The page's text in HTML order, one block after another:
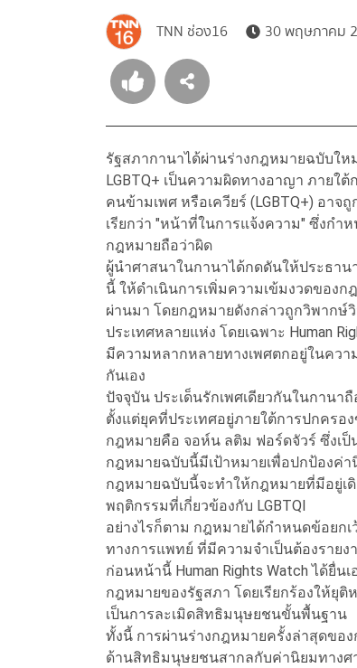
TNN ช่อง16 30 พฤษภาคม
รัฐสภากานาได้ผ่านร่างกฎหมายฉบับใ
LGBTQ+ เป็นความผิดทางอาญา ภายใ
คนข้ามเพศ หรือเควียร์ (LGBTQ+) อา
เรียกว่า "หน้าที่ในการแจ้งความ" ซึ่งก
กฎหมายถือว่าผิด
ผู้นำศาสนาในกานาได้กดดันให้ประธา
นี้ ให้ดำเนินการเพิ่มความเข้มงวดของ
ผ่านมา โดยกฎหมายดังกล่าวถูกวิพากษ์
ประเทศหลายแห่ง โดยเฉพาะ Human
มีความหลากหลายทางเพศตกอยู่ในคว
กันเอง
ปัจจุบัน ประเด็นรักเพศเดียวกันในกาน
ตั้งแต่ยุคที่ประเทศอยู่ภายใต้การปกครอ
กฎหมายคือ จอห์น ลติม ฟอร์ดจัวร์ ซึ่งเ
กฎหมายฉบับนี้มีเป้าหมายเพื่อปกป้องค่
กฎหมายฉบับนี้จะทำให้กฎหมายที่มีอยู่เ
พฤติกรรมที่เกี่ยวข้องกับ LGBTQI
อย่างไรก็ตาม กฎหมายได้กำหนดข้อย
ทางการแพทย์ ที่มีความจำเป็นต้องราย
ก่อนหน้านี้ Human Rights Watch ได้ยื่
กฎหมายของรัฐสภา โดยเรียกร้องให้ยุติ
เป็นการละเมิดสิทธิมนุษยชนขั้นพื้นฐาน
ทั้งนี้ การผ่านร่างกฎหมายครั้งล่าสุดขอ
ด้านสิทธิมนุษยชนสากลกับค่านิยมทางศ